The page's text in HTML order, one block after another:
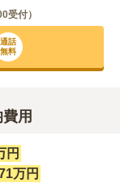
受付）
通話
無料
用
円
万円